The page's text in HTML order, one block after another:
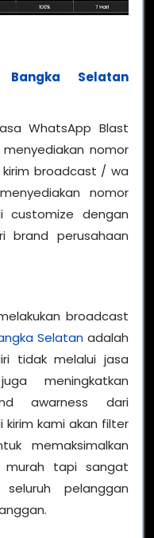
Selatan
WhatsApp Blast
nomor
kirim broadcast / wa
nomor
dengan
brand perusahaan
broadcast
Selatanadalah
tidak melalui jasa
meningkatkan
awarness dari
kirim kami akan filter
memaksimalkan
murah tapi sangat
pelanggan